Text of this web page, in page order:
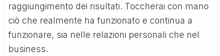
raggiungimento dei risultati. Toccherai con mano
ciò che realmente ha funzionato e continua a
funzionare, sia nelle relazioni personali che nel
business.